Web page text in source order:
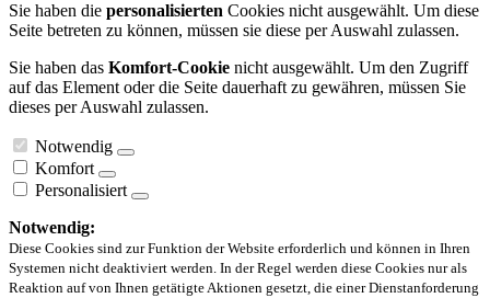
Sie haben die personalisierten Cookies nicht ausgewählt. Um diese
Seite betreten zu können, müssen sie diese per Auswahl zulassen.
Sie haben das Komfort-Cookie nicht ausgewählt. Um den Zugriff
auf das Element oder die Seite dauerhaft zu gewähren, müssen Sie
dieses per Auswahl zulassen.
Notwendig
Komfort
Personalisiert
Notwendig:
Diese Cookies sind zur Funktion der Website erforderlich und können in Ihren
Systemen nicht deaktiviert werden. In der Regel werden diese Cookies nur als
Reaktion auf von Ihnen getätigte Aktionen gesetzt, die einer Dienstanforderung